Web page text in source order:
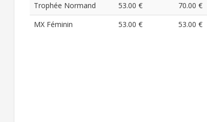
Trophée Normand
53.00 € 70.00 €
MX Féminin
53.00 € 53.00 €